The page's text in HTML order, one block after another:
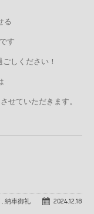
る
す
しください！
せていただきます。
2024.12.18
,納車御礼